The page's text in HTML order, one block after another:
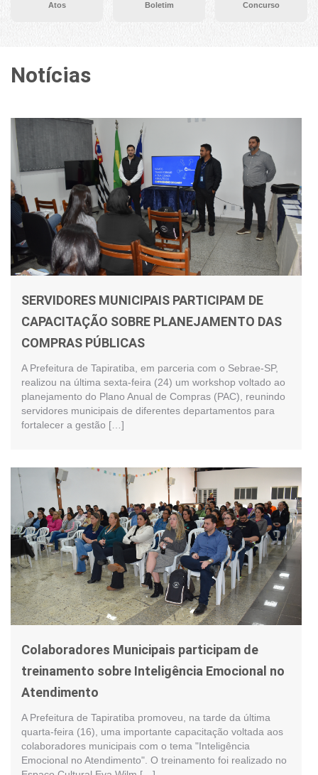
Atos Boletim Concurso
Notícias
SERVIDORES MUNICIPAIS PARTICIPAM DE
CAPACITAÇÃO SOBRE PLANEJAMENTO DAS
COMPRAS PÚBLICAS
A Prefeitura de Tapiratiba, em parceria com o Sebrae-SP,
realizou na última sexta-feira (24) um workshop voltado ao
planejamento do Plano Anual de Compras (PAC), reunindo
servidores municipais de diferentes departamentos para
fortalecer a gestão […]
Colaboradores Municipais participam de
treinamento sobre Inteligência Emocional no
Atendimento
A Prefeitura de Tapiratiba promoveu, na tarde da última
quarta-feira (16), uma importante capacitação voltada aos
colaboradores municipais com o tema "Inteligência
Emocional no Atendimento". O treinamento foi realizado no